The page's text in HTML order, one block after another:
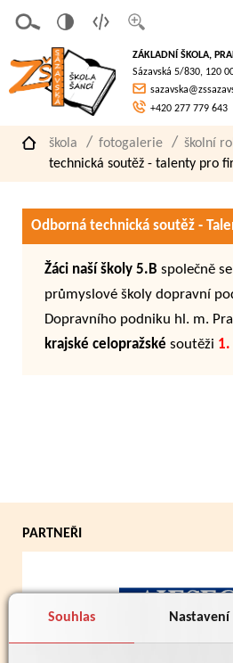
Souhlas Nastavení
písmo
á
verze
pro
slaboz
raké
ZÁKLADNÍ ŠKOLA,
Sázavská 5/830, 120
+420 277 779 643
škola fotogalerie školní
technická soutěž - talenty pro
Odborná technická soutěž -
Žáci naší školy 5.B společně
průmyslové školy dopravní
Dopravního podniku hl. m.
krajské celopražské soutěži 1.
PARTNEŘI